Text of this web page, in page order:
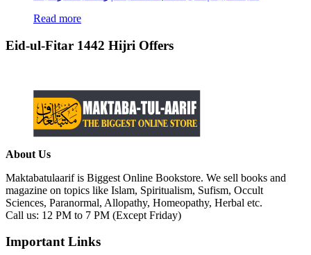
Read more
Eid-ul-Fitar 1442 Hijri Offers
About Us
Maktabatulaarif is Biggest Online Bookstore. We sell books and
magazine on topics like Islam, Spiritualism, Sufism, Occult
Sciences, Paranormal, Allopathy, Homeopathy, Herbal etc.
Call us: 12 PM to 7 PM (Except Friday)
Important Links